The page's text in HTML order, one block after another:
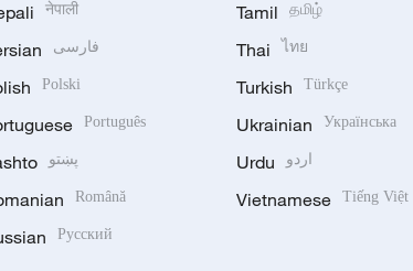
नेपाली
فارسی
Polski
Português
پښتو
Română
Русский
Tamil தமிழ்
Thai ไทย
Turkish Türkçe
Ukrainian Українська
Urdu اردو
Vietnamese Tiếng Việt